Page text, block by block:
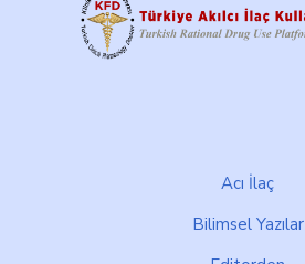
Acı İlaç
Bilimsel Yazılar